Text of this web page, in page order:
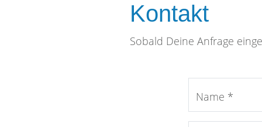
Kontakt
Sobald Deine Anfrage
Name *